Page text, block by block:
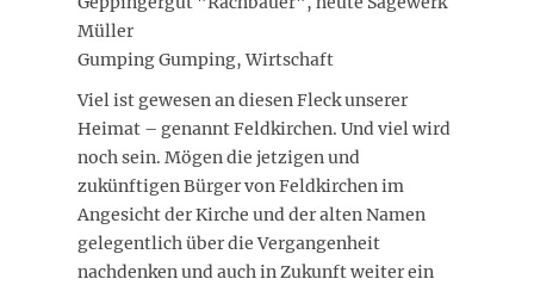
Müller
Gumping Gumping, Wirtschaft
Viel ist gewesen an diesen Fleck unserer
Heimat – genannt Feldkirchen. Und viel wird
noch sein. Mögen die jetzigen und
zukünftigen Bürger von Feldkirchen im
Angesicht der Kirche und der alten Namen
gelegentlich über die Vergangenheit
nachdenken und auch in Zukunft weiter ein